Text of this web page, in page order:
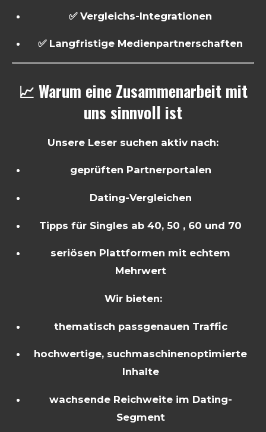
✅ Vergleichs-Integrationen
✅ Langfristige Medienpartnerschaften
📈 Warum eine Zusammenarbeit mit
uns sinnvoll ist
Unsere Leser suchen aktiv nach:
geprüften Partnerportalen
Dating-Vergleichen
Tipps für Singles ab 40, 50 , 60 und 70
seriösen Plattformen mit echtem
Mehrwert
Wir bieten:
thematisch passgenauen Traffic
hochwertige, suchmaschinenoptimierte
Inhalte
wachsende Reichweite im Dating-
Segment